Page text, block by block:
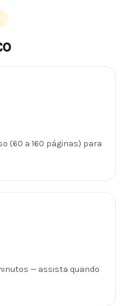
(60 a 160 páginas) para
— assista quando